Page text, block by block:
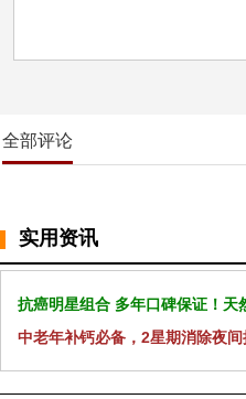
全部评论
实用资讯
抗癌明星组合 多年口碑保证！天
中老年补钙必备，2星期消除夜